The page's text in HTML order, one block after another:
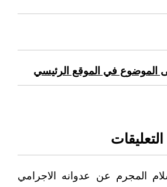
الموضوع في الموقع الرئيسي
التعليقات
المجرم عن عدوانه الاجرامي